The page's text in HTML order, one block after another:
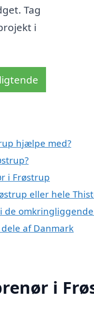
Tag
i
hjælpe med?
i Frøstrup
eller hele
af Danmark
i